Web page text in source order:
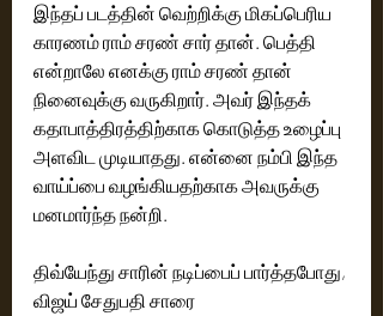
இந்தப் படத்தின் வெற்றிக்கு மிகப்பெரிய
காரணம் ராம் சரண் சார் தான். பெத்தி
என்றாலே எனக்கு ராம் சரண் தான்
நினைவுக்கு வருகிறார். அவர் இந்தக்
கதாபாத்திரத்திற்காக கொடுத்த உழைப்பு
அளவிட முடியாதது. என்னை நம்பி இந்த
வாய்ப்பை வழங்கியதற்காக அவருக்கு
மனமார்ந்த நன்றி.
திவ்யேந்து சாரின் நடிப்பைப் பார்த்தபோது,
விஜய் சேதுபதி சாரை